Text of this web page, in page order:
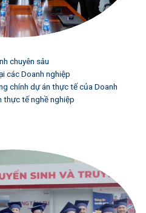
chuyên sâu
các Doanh nghiệp
chính dự án thực tế của Doanh
thực tế nghề nghiệp